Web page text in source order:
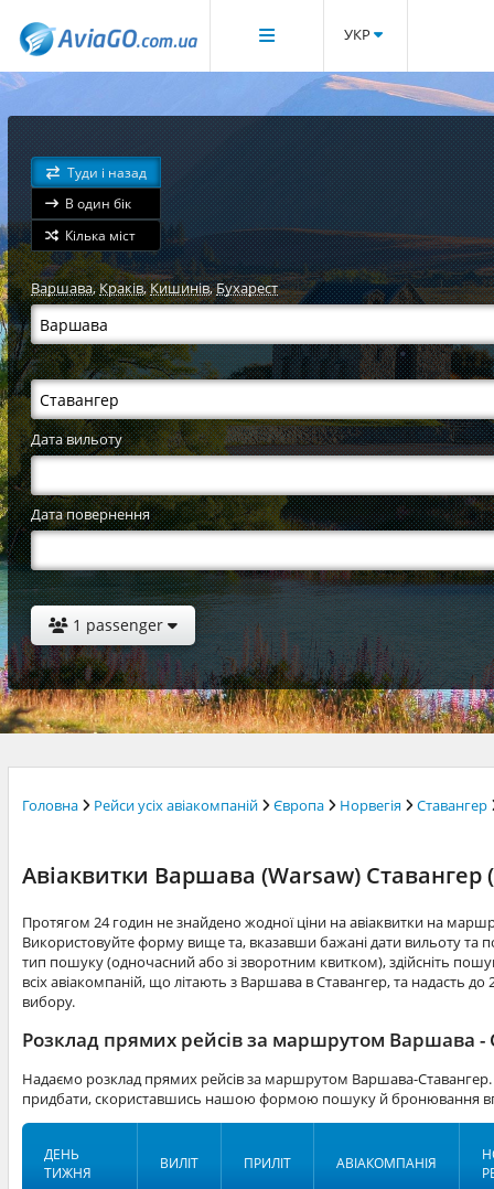
УКР
Туди і назад
В один бік
Кілька міст
Варшава,Краків,Кишинів,Бухарест
Дата вильоту
Дата повернення
1 passenger
Головна Рейси усіх авіакомпаній Європа Норвегія Ставангер
Авіаквитки Варшава (Warsaw) Ставангер
Протягом 24 годин не знайдено жодної ціни на авіаквитки на
Використовуйте форму вище та, вказавши бажані дати вильоту та
тип пошуку (одночасний або зі зворотним квитком), здійсніть
всіх авіакомпаній, що літають з Варшава в Ставангер, та надасть
вибору.
Розклад прямих рейсів за маршрутом Варшава -
Надаємо розклад прямих рейсів за маршрутом Варшава-
придбати, скориставшись нашою формою пошуку й бронювання
ДЕНЬ
ТИЖНЯ
ВИЛІТ ПРИЛІТ АВІАКОМПАНІЯ